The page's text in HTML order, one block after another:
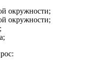
окружности;
окружности;